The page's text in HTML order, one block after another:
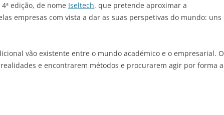
edição, de nome Iseltech, que pretende aproximar a
empresas com vista a dar as suas perspetivas do mundo: uns
vão existente entre o mundo académico e o empresarial. O
e encontrarem métodos e procurarem agir por forma a